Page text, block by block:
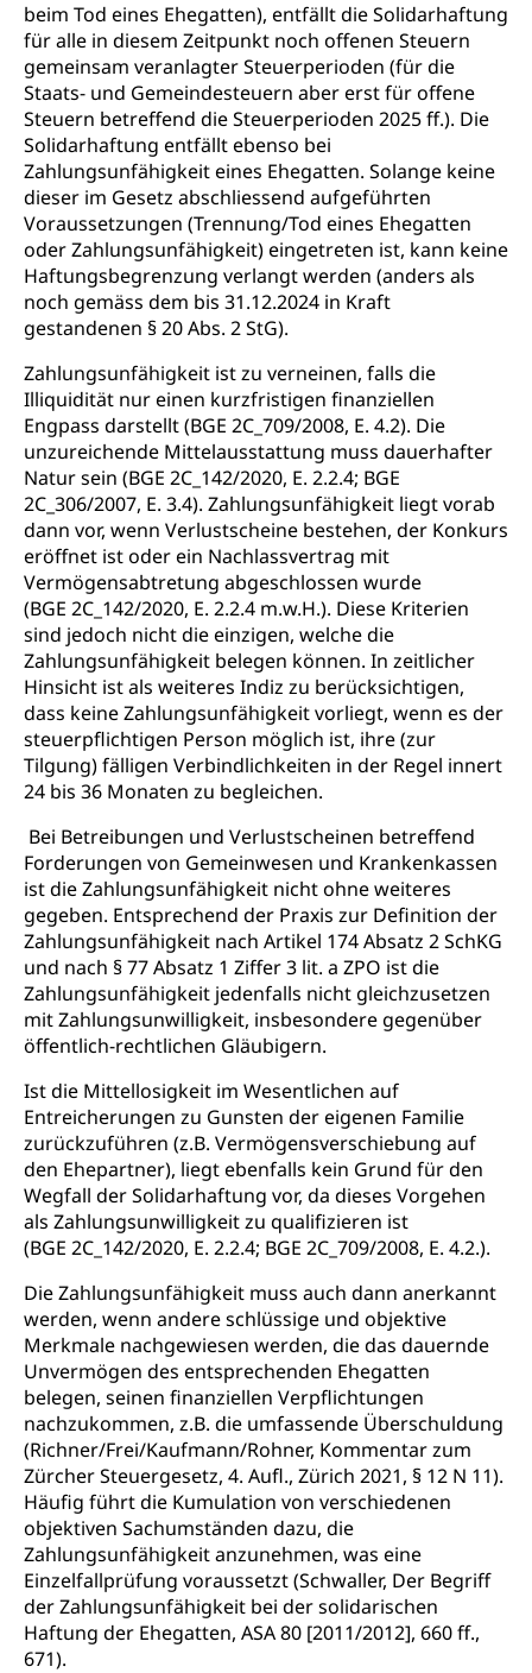
beim Tod eines Ehegatten), entfällt die Solidarhaftung
für alle in diesem Zeitpunkt noch offenen Steuern
gemeinsam veranlagter Steuerperioden (für die
Staats- und Gemeindesteuern aber erst für offene
Steuern betreffend die Steuerperioden 2025 ff.). Die
Solidarhaftung entfällt ebenso bei
Zahlungsunfähigkeit eines Ehegatten. Solange keine
dieser im Gesetz abschliessend aufgeführten
Voraussetzungen (Trennung/Tod eines Ehegatten
oder Zahlungsunfähigkeit) eingetreten ist, kann keine
Haftungsbegrenzung verlangt werden (anders als
noch gemäss dem bis 31.12.2024 in Kraft
gestandenen § 20 Abs. 2 StG).
Zahlungsunfähigkeit ist zu verneinen, falls die
Illiquidität nur einen kurzfristigen finanziellen
Engpass darstellt (BGE 2C_709/2008, E. 4.2). Die
unzureichende Mittelausstattung muss dauerhafter
Natur sein (BGE 2C_142/2020, E. 2.2.4; BGE
2C_306/2007, E. 3.4). Zahlungsunfähigkeit liegt vorab
dann vor, wenn Verlustscheine bestehen, der Konkurs
eröffnet ist oder ein Nachlassvertrag mit
Vermögensabtretung abgeschlossen wurde
(BGE 2C_142/2020, E. 2.2.4 m.w.H.). Diese Kriterien
sind jedoch nicht die einzigen, welche die
Zahlungsunfähigkeit belegen können. In zeitlicher
Hinsicht ist als weiteres Indiz zu berücksichtigen,
dass keine Zahlungsunfähigkeit vorliegt, wenn es der
steuerpflichtigen Person möglich ist, ihre (zur
Tilgung) fälligen Verbindlichkeiten in der Regel innert
24 bis 36 Monaten zu begleichen.
Bei Betreibungen und Verlustscheinen betreffend
Forderungen von Gemeinwesen und Krankenkassen
ist die Zahlungsunfähigkeit nicht ohne weiteres
gegeben. Entsprechend der Praxis zur Definition der
Zahlungsunfähigkeit nach Artikel 174 Absatz 2 SchKG
und nach § 77 Absatz 1 Ziffer 3 lit. a ZPO ist die
Zahlungsunfähigkeit jedenfalls nicht gleichzusetzen
mit Zahlungsunwilligkeit, insbesondere gegenüber
öffentlich-rechtlichen Gläubigern.
Ist die Mittellosigkeit im Wesentlichen auf
Entreicherungen zu Gunsten der eigenen Familie
zurückzuführen (z.B. Vermögensverschiebung auf
den Ehepartner), liegt ebenfalls kein Grund für den
Wegfall der Solidarhaftung vor, da dieses Vorgehen
als Zahlungsunwilligkeit zu qualifizieren ist
(BGE 2C_142/2020, E. 2.2.4; BGE 2C_709/2008, E. 4.2.).
Die Zahlungsunfähigkeit muss auch dann anerkannt
werden, wenn andere schlüssige und objektive
Merkmale nachgewiesen werden, die das dauernde
Unvermögen des entsprechenden Ehegatten
belegen, seinen finanziellen Verpflichtungen
nachzukommen, z.B. die umfassende Überschuldung
(Richner/Frei/Kaufmann/Rohner, Kommentar zum
Zürcher Steuergesetz, 4. Aufl., Zürich 2021, § 12 N 11).
Häufig führt die Kumulation von verschiedenen
objektiven Sachumständen dazu, die
Zahlungsunfähigkeit anzunehmen, was eine
Einzelfallprüfung voraussetzt (Schwaller, Der Begriff
der Zahlungsunfähigkeit bei der solidarischen
Haftung der Ehegatten, ASA 80 [2011/2012], 660 ff.,
671).